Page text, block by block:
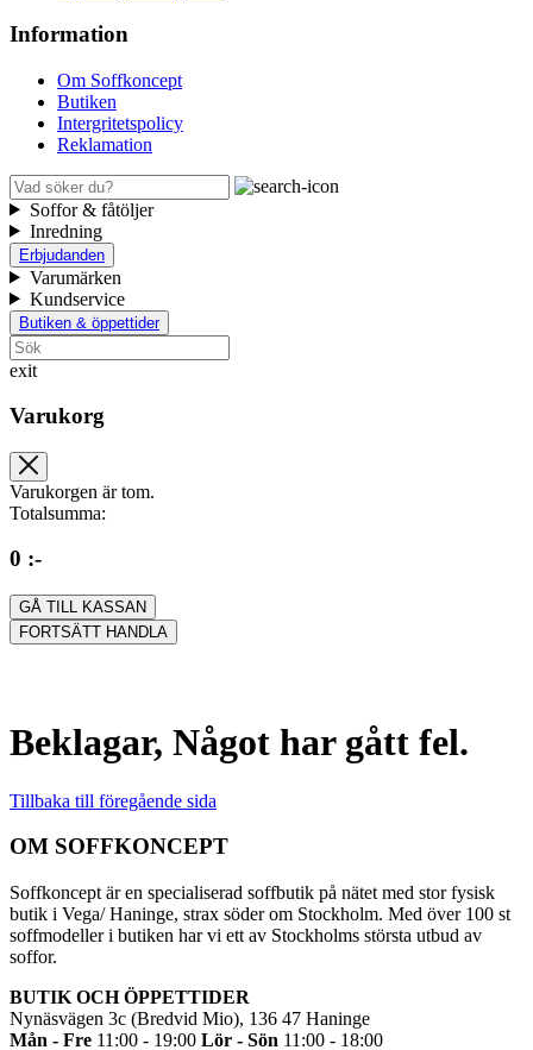
Information
Om Soffkoncept
Butiken
Intergritetspolicy
Reklamation
Soffor & fåtöljer
Inredning
Erbjudanden
Varumärken
Kundservice
Butiken & öppettider
exit
Varukorg
Varukorgen är tom.
Totalsumma:
0 :-
GÅ TILL KASSAN
FORTSÄTT HANDLA
Beklagar, Något har gått fel.
Tillbaka till föregående sida
OM SOFFKONCEPT
Soffkoncept är en specialiserad soffbutik på nätet med stor fysisk
butik i Vega/ Haninge, strax söder om Stockholm. Med över 100 st
soffmodeller i butiken har vi ett av Stockholms största utbud av
soffor.
BUTIK OCH ÖPPETTIDER
Nynäsvägen 3c (Bredvid Mio), 136 47 Haninge
Mån - Fre 11:00 - 19:00 Lör - Sön 11:00 - 18:00